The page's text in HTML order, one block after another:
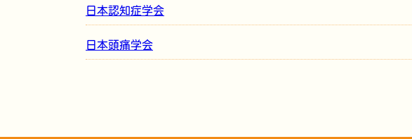
日本認知症学会
日本頭痛学会